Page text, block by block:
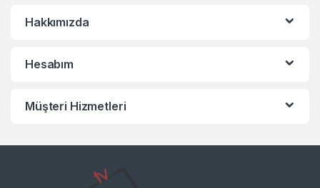
Hakkımızda
Hesabım
Müşteri Hizmetleri